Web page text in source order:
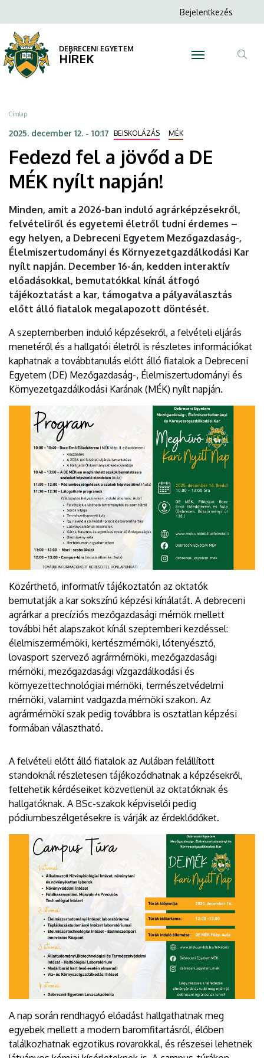
fel
a
jövőd
a
DE
MÉK
nyílt
napján!
DEBRECENI
EGYETEM
a
tartalomra
Anonim
menüje
Bejelentkezés
DEBRECENI EGYETEM
HÍREK
Morzsa
Címlap
2025. december 12. - 10:17 BEISKOLÁZÁS MÉK
Fedezd fel a jövőd a DE
MÉK nyílt napján!
Minden, amit a 2026-ban induló agrárképzésekről,
felvételiről és egyetemi életről tudni érdemes –
egy helyen, a Debreceni Egyetem Mezőgazdaság-,
Élelmiszertudományi és Környezetgazdálkodási Kar
nyílt napján. December 16-án, kedden interaktív
előadásokkal, bemutatókkal kínál átfogó
tájékoztatást a kar, támogatva a pályaválasztás
előtt álló fiatalok megalapozott döntését.
A szeptemberben induló képzésekről, a felvételi eljárás
menetéről és a hallgatói életről is részletes információkat
kaphatnak a továbbtanulás előtt álló fiatalok a Debreceni
Egyetem (DE) Mezőgazdaság-, Élelmiszertudományi és
Környezetgazdálkodási Karának (MÉK) nyílt napján.
Közérthető, informatív tájékoztatón az oktatók
bemutatják a kar sokszínű képzési kínálatát. A debreceni
agrárkar a precíziós mezőgazdasági mérnök mellett
további hét alapszakot kínál szeptemberi kezdéssel:
élelmiszermérnöki, kertészmérnöki, lótenyésztő,
lovasport szervező agrármérnöki, mezőgazdasági
mérnöki, mezőgazdasági vízgazdálkodási és
környezettechnológiai mérnöki, természetvédelmi
mérnöki, valamint vadgazda mérnöki szakon. Az
agrármérnöki szak pedig továbbra is osztatlan képzési
formában választható.
A felvételi előtt álló fiatalok az Aulában felállított
standoknál részletesen tájékozódhatnak a képzésekről,
feltehetik kérdéseiket közvetlenül az oktatóknak és
hallgatóknak. A BSc-szakok képviselői pedig
pódiumbeszélgetésekre is várják az érdeklődőket.
A nap során rendhagyó előadást hallgathatnak meg
egyebek mellett a modern baromfitartásról, élőben
találkozhatnak egzotikus rovarokkal, és részesei lehetnek